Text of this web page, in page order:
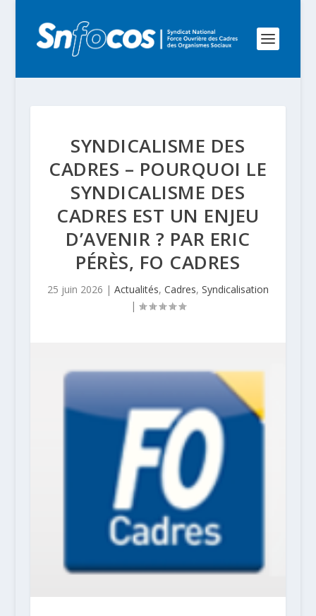
SYNDICALISME DES
CADRES – POURQUOI LE
SYNDICALISME DES
CADRES EST UN ENJEU
D’AVENIR ? PAR ERIC
PÉRÈS, FO CADRES
25 juin 2026 | Actualités, Cadres, Syndicalisation
|